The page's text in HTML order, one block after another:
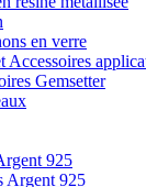
en verre
Accessoires
Gemsetter
925
Argent 925